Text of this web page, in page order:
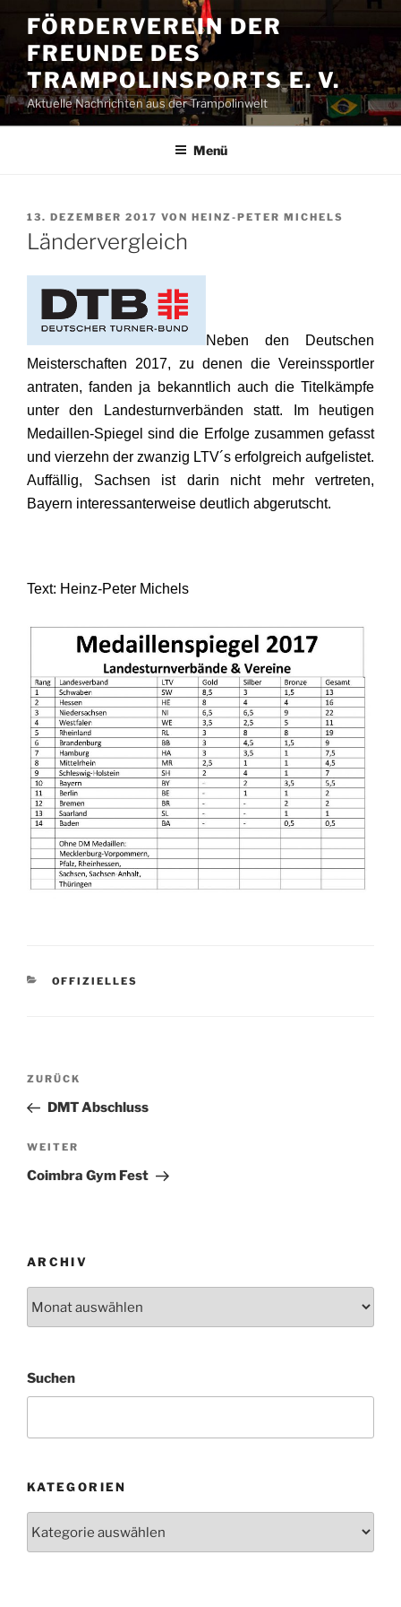
Inhalt
springen
FÖRDERVEREIN DER
FREUNDE DES
TRAMPOLINSPORTS E. V.
Aktuelle Nachrichten aus der Trampolinwelt
Menü
VERÖFFENTLICHT
AM
13. DEZEMBER 2017 VON HEINZ-PETER MICHELS
Ländervergleich
Neben den Deutschen
Meisterschaften 2017, zu denen die Vereinssportler
antraten, fanden ja bekanntlich auch die Titelkämpfe
unter den Landesturnverbänden statt. Im heutigen
Medaillen-Spiegel sind die Erfolge zusammen gefasst
und vierzehn der zwanzig LTV´s erfolgreich aufgelistet.
Auffällig, Sachsen ist darin nicht mehr vertreten,
Bayern interessanterweise deutlich abgerutscht.
Text: Heinz-Peter Michels
KATEGORIEN
OFFIZIELLES
Beitragsnavigation
Vorheriger
Beitrag
ZURÜCK
DMT Abschluss
Nächster
Beitrag
WEITER
Coimbra Gym Fest
ARCHIV
Suchen
KATEGORIEN